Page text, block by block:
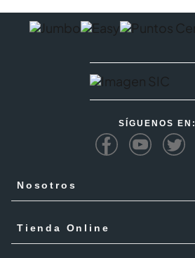
SÍGUENOS EN:
Nosotros
Responsabilidad Social
Tienda Online